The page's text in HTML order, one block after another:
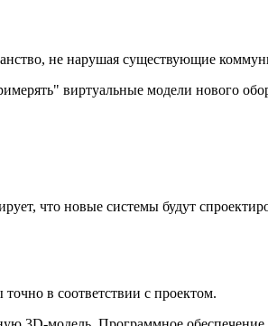
не нарушая существующие
виртуальные модели нового
что новые системы будут
в соответствии с проектом.